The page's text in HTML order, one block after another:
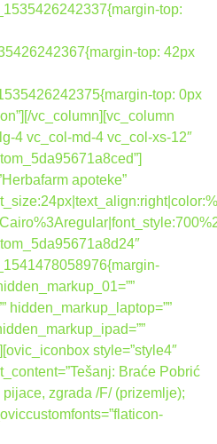
top:
top: 42px
top: 0px
vc_column][vc_column
4 vc_col-md-4 vc_col-xs-12″
apoteke”
hidden_markup_laptop=””
style=”style4″
Braće Pobrić
zgrada /F/ (prizemlje);